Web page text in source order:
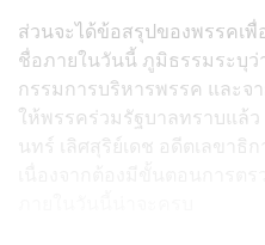
ส่วนจะได้ข้อสรุปของพรรคเพื่
ชื่อภายในวันนี้ ภูมิธรรมระบุ
กรรมการบริหารพรรค และจ
ให้พรรคร่วมรัฐบาลทราบแล้
นทร์ เลิศสุริย์เดช อดีตเลขาธิ